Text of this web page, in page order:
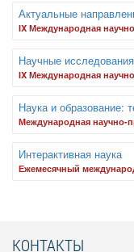
Актуальные
IX Международная
Научные
IX Международная
Наука и образование:
Международная научно-
Интерактивная наука
Ежемесячный
КОНТАКТЫ